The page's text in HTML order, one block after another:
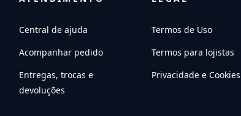
Central de ajuda
Acompanhar pedido
Entregas, trocas e
devoluções
Termos de Uso
Termos para lojistas
Privacidade e Cookies